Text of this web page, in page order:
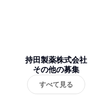
持田製薬株式会社
その他の募集
すべて見る